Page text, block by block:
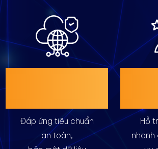
Đáp ứng tiêu chuẩn
an toàn,
Hỗ
nhanh